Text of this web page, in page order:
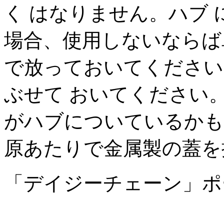
く はなりません。ハブ
場合、使用しないなら
で放っておいてくださ
ぶせて おいてください
がハブについているか
原あたりで金属製の蓋
「デイジーチェーン」